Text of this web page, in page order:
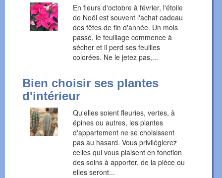
En fleurs d'octobre à février, l'étoile
de Noël est souvent l'achat cadeau
des fêtes de fin d'année. Un mois
passé, le feuillage commence à
sécher et il perd ses feuilles
colorées. Ne le jetez pas,...
Bien choisir ses plantes
d'intérieur
Qu'elles soient fleuries, vertes, à
épines ou autres, les plantes
d'appartement ne se choisissent
pas au hasard. Vous privilégierez
celles qui vous plaisent en fonction
des soins à apporter, de la pièce ou
elles seront...